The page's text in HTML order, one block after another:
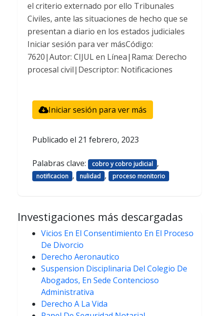
el criterio externado por ello Tribunales
Civiles, ante las situaciones de hecho que se
presentan a diario en los estados judiciales
Iniciar sesión para ver másCódigo:
7620|Autor: CIJUL en Línea|Rama: Derecho
procesal civil|Descriptor: Notificaciones
Iniciar sesión para ver más
Publicado el 21 febrero, 2023
Palabras clave: cobro y cobro judicial ,
notificacion , nulidad , proceso monitorio
Investigaciones más descargadas
Vicios En El Consentimiento En El Proceso
De Divorcio
Derecho Aeronautico
Suspension Disciplinaria Del Colegio De
Abogados, En Sede Contencioso
Administrativa
Derecho A La Vida